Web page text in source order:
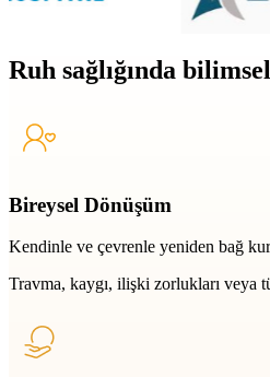
Ruh sağlığında
Bireysel Dönüşüm
Kendinle ve çevrenle yeniden bağ
Travma, kaygı, ilişki zorlukları veya